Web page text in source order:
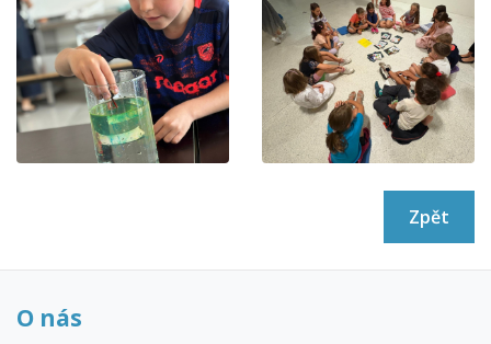
Zpět
O nás